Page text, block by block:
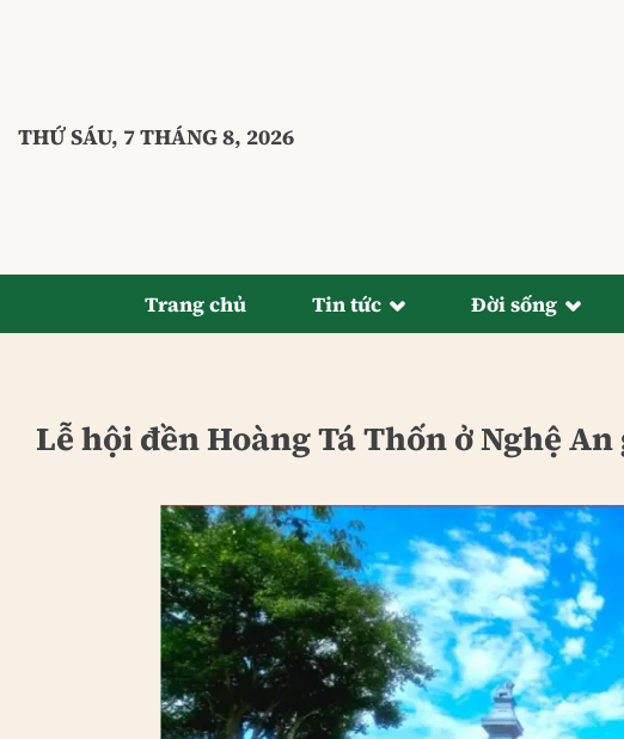
THỨ SÁU, 7 THÁNG 8, 2026
Trang chủ Tin tức Đời sống
Lễ hội đền Hoàng Tá Thốn ở Nghệ